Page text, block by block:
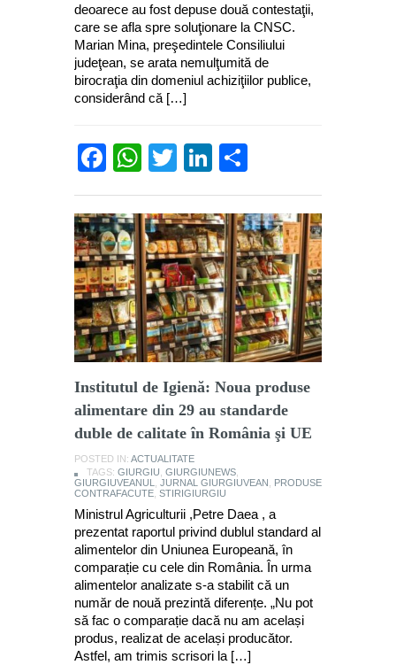
deoarece au fost depuse două contestaţii,
care se afla spre soluţionare la CNSC.
Marian Mina, preşedintele Consiliului
judeţean, se arata nemulţumită de
birocraţia din domeniul achiziţiilor publice,
considerând că […]
Facebook
WhatsApp
TwitterLinkedIn
Institutul de Igienă: Noua produse
alimentare din 29 au standarde
duble de calitate în România şi UE
POSTED IN: ACTUALITATE
TAGS: GIURGIU GIURGIUNEWS
GIURGIUVEANUL
JURNAL GIURGIUVEAN
PRODUSE
CONTRAFACUTE STIRIGIURGIU
Ministrul Agriculturii ,Petre Daea , a
prezentat raportul privind dublul standard al
alimentelor din Uniunea Europeană, în
comparație cu cele din România. În urma
alimentelor analizate s-a stabilit că un
număr de nouă prezintă diferențe. „Nu pot
să fac o comparație dacă nu am același
produs, realizat de același producător.
Astfel, am trimis scrisori la […]